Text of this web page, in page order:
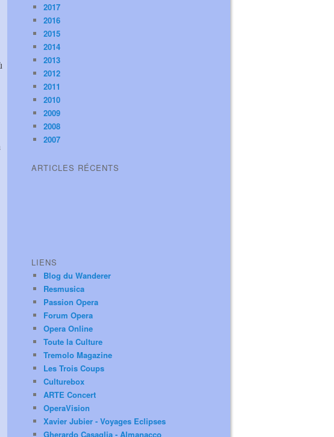
2017
2016
2015
2014
2013
2012
2011
2010
2009
2008
2007
ARTICLES RÉCENTS
LIENS
Blog du Wanderer
Resmusica
Passion Opera
Forum Opera
Opera Online
Toute la Culture
Tremolo Magazine
Les Trois Coups
Culturebox
ARTE Concert
OperaVision
Xavier Jubier - Voyages Eclipses
Gherardo Casaglia - Almanacco